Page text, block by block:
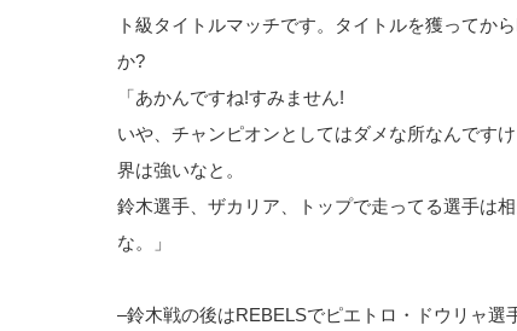
ト級タイトルマッチです。タイトルを獲ってか
か?
「あかんですね!すみません!
いや、チャンピオンとしてはダメな所なんです
界は強いなと。
鈴木選手、ザカリア、トップで走ってる選手は
な。」
–鈴木戦の後はREBELSでピエトロ・ドウリャ選